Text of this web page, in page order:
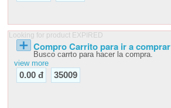
Looking for product EXPIRED
Compro Carrito para ir a comprar
Busco carrto para hacer la compra.
view more
0.00 đ 35009